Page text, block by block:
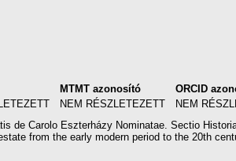
MTMT azonosító ORCID
NEM RÉSZLETEZETT NEM
de Carolo Eszterházy Nominatae. Sectio
from the early modern period to the 20th